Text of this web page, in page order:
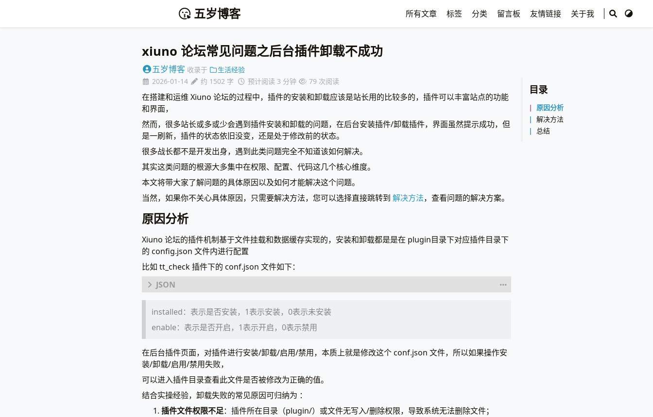
五岁博客 所有文章 标签 分类 留言板 友情链接 关于我
目录
原因分析
解决方法
总结
xiuno 论坛常见问题之后台插件卸载不成功
五岁博客 收录于
生活经验
2026-01-14
约 1502 字 预计阅读 3 分钟 79 次阅读
在搭建和运维 Xiuno 论坛的过程中，插件的安装和卸载应该是站长用的比较多的，插件可以丰富站点的功能
和界面，
然而，很多站长或多或少会遇到插件安装和卸载的问题，在后台安装插件/卸载插件，界面虽然提示成功，但
是一刷新，插件的状态依旧没变，还是处于修改前的状态。
很多战长都不是开发出身，遇到此类问题完全不知道该如何解决。
其实这类问题的根源大多集中在权限、配置、代码这几个核心维度。
本文将带大家了解问题的具体原因以及如何才能解决这个问题。
当然，如果你不关心具体原因，只需要解决方法，您可以选择直接跳转到 解决方法，查看问题的解决方案。
原因分析
Xiuno 论坛的插件机制基于文件挂载和数据缓存实现的，安装和卸载都是是在 plugin目录下对应插件目录下
的 config.json 文件内进行配置
比如 tt_check 插件下的 conf.json 文件如下：
"name": "兔兔审核插件",
"version" : "2.0",
"installed": 1,
"enable":
"hooks_rank"
"overwrites_rank": [],
}
installed：表示是否安装，1表示安装，0表示未安装
enable：表示是否开启，1表示开启，0表示禁用
在后台插件页面，对插件进行安装/卸载/启用/禁用，本质上就是修改这个 conf.json 文件，所以如果操作安
装/卸载/启用/禁用失败，
可以进入插件目录查看此文件是否被修改为正确的值。
结合实操经验，卸载失败的常见原因可归纳为 ：
插件文件权限不足：插件所在目录（plugin/）或文件无写入/删除权限，导致系统无法删除文件；